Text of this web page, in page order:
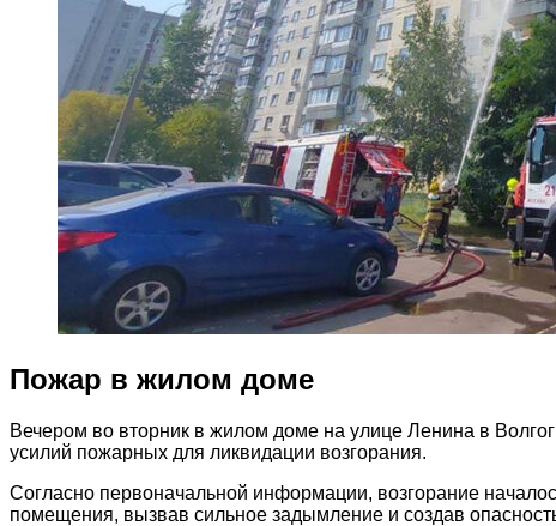
Пожар в жилом доме
Вечером во вторник в жилом доме на улице Ленина в
усилий пожарных для ликвидации возгорания.
Согласно первоначальной информации, возгорание
помещения, вызвав сильное задымление и создав